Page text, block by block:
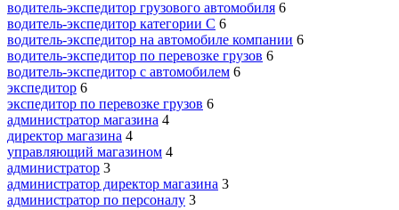
водитель-экспедитор грузового автомобиля 6
водитель-экспедитор категории C 6
водитель-экспедитор на автомобиле компании 6
водитель-экспедитор по перевозке грузов 6
водитель-экспедитор с автомобилем 6
экспедитор 6
экспедитор по перевозке грузов 6
администратор магазина 4
директор магазина 4
управляющий магазином 4
администратор 3
администратор директор магазина 3
администратор по персоналу 3